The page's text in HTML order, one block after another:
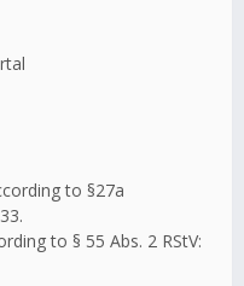
to §27a
to § 55 Abs. 2 RStV: